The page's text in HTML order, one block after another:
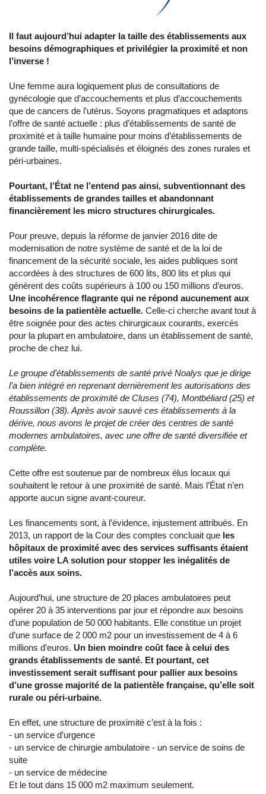
Il faut aujourd’hui adapter la taille des établissements aux
besoins démographiques et privilégier la proximité et non
l’inverse !
Une femme aura logiquement plus de consultations de
gynécologie que d’accouchements et plus d’accouchements
que de cancers de l’utérus. Soyons pragmatiques et adaptons
l’offre de santé actuelle : plus d’établissements de santé de
proximité et à taille humaine pour moins d’établissements de
grande taille, multi-spécialisés et éloignés des zones rurales et
péri-urbaines.
Pourtant, l’État ne l’entend pas ainsi, subventionnant des
établissements de grandes tailles et abandonnant
financièrement les micro structures chirurgicales.
Pour preuve, depuis la réforme de janvier 2016 dite de
modernisation de notre système de santé et de la loi de
financement de la sécurité sociale, les aides publiques sont
accordées à des structures de 600 lits, 800 lits et plus qui
génèrent des coûts supérieurs à 100 ou 150 millions d’euros.
Une incohérence flagrante qui ne répond aucunement aux
besoins de la patientèle actuelle. Celle-ci cherche avant tout à
être soignée pour des actes chirurgicaux courants, exercés
pour la plupart en ambulatoire, dans un établissement de santé,
proche de chez lui.
Le groupe d’établissements de santé privé Noalys que je dirige
l’a bien intégré en reprenant dernièrement les autorisations des
établissements de proximité de Cluses (74), Montbéliard (25) et
Roussillon (38). Après avoir sauvé ces établissements à la
dérive, nous avons le projet de créer des centres de santé
modernes ambulatoires, avec une offre de santé diversifiée et
complète.
Cette offre est soutenue par de nombreux élus locaux qui
souhaitent le retour à une proximité de santé. Mais l’État n’en
apporte aucun signe avant-coureur.
Les financements sont, à l’évidence, injustement attribués. En
2013, un rapport de la Cour des comptes concluait que les
hôpitaux de proximité avec des services suffisants étaient
utiles voire LA solution pour stopper les inégalités de
l’accès aux soins.
Aujourd’hui, une structure de 20 places ambulatoires peut
opérer 20 à 35 interventions par jour et répondre aux besoins
d’une population de 50 000 habitants. Elle constitue un projet
d’une surface de 2 000 m2 pour un investissement de 4 à 6
millions d’euros. Un bien moindre coût face à celui des
grands établissements de santé. Et pourtant, cet
investissement serait suffisant pour pallier aux besoins
d’une grosse majorité de la patientèle française, qu’elle soit
rurale ou péri-urbaine.
En effet, une structure de proximité c’est à la fois :
- un service d’urgence
- un service de chirurgie ambulatoire - un service de soins de
suite
- un service de médecine
Et le tout dans 15 000 m2 maximum seulement.